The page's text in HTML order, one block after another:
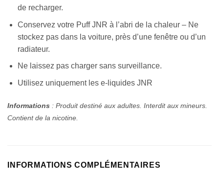
de recharger.
Conservez votre Puff JNR à l’abri de la chaleur – Ne
stockez pas dans la voiture, près d’une fenêtre ou d’un
radiateur.
Ne laissez pas charger sans surveillance.
Utilisez uniquement les e-liquides JNR
Informations : Produit destiné aux adultes. Interdit aux mineurs.
Contient de la nicotine.
INFORMATIONS COMPLÉMENTAIRES
Appliquer les filtres